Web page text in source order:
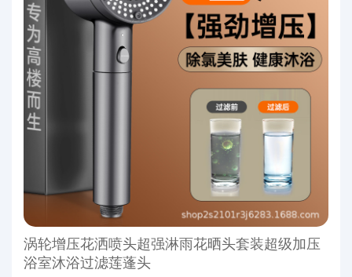
涡轮增压花洒喷头超强淋雨花晒头套装超级加压
浴室沐浴过滤莲蓬头